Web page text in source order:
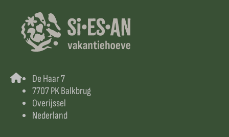
De Haar 7
7707 PK Balkbrug
Overijssel
Nederland